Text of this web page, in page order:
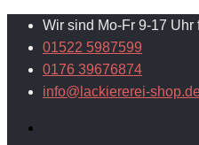
Wir sind Mo-Fr 9-17 Uhr
01522 5987599
0176 39676874
info@lackiererei-